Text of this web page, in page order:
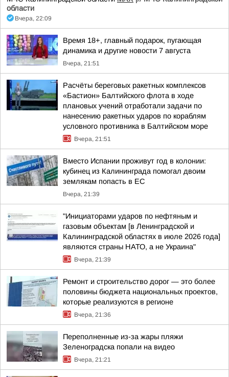
области
Вчера, 22:09
Время 18+, главный подарок, пугающая
динамика и другие новости 7 августа
Вчера, 21:51
Расчёты береговых ракетных комплексов
«Бастион» Балтийского флота в ходе
плановых учений отработали задачи по
нанесению ракетных ударов по кораблям
условного противника в Балтийском море
Вчера, 21:51
Вместо Испании проживут год в колонии:
кубинец из Калининграда помогал двоим
землякам попасть в ЕС
Вчера, 21:39
"Инициаторами ударов по нефтяным и
газовым объектам [в Ленинградской и
Калининградской областях в июле 2026 года]
являются страны НАТО, а не Украина"
Вчера, 21:39
Ремонт и строительство дорог — это более
половины бюджета национальных проектов,
которые реализуются в регионе
Вчера, 21:36
Переполненные из-за жары пляжи
Зеленоградска попали на видео
Вчера, 21:21